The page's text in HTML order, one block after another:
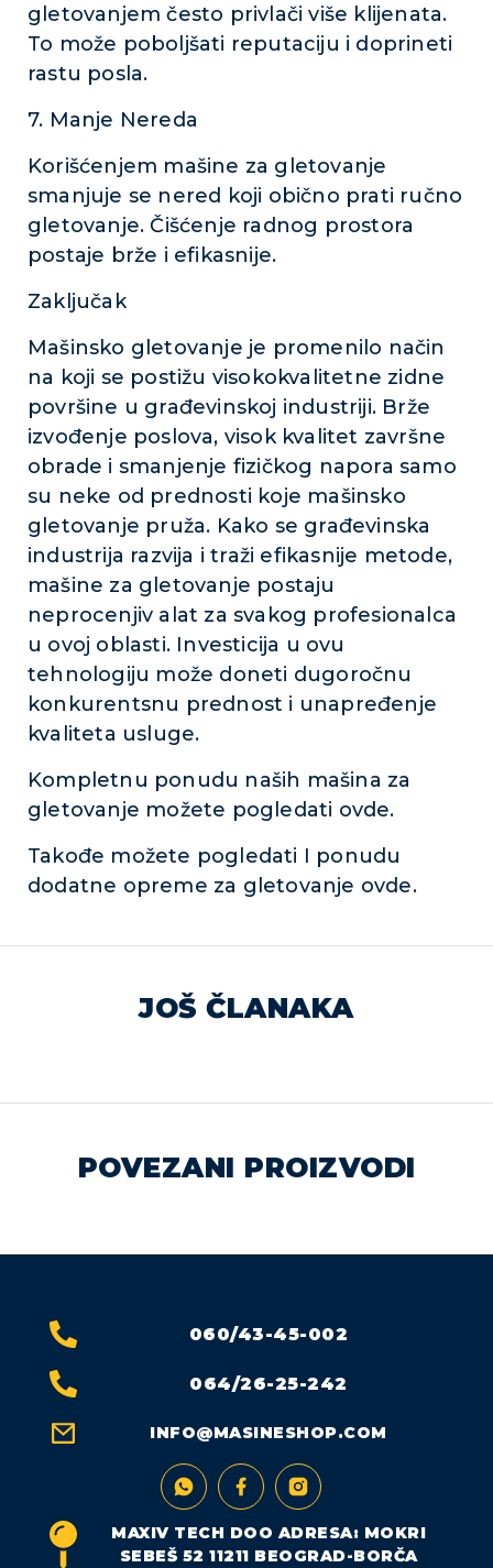
gletovanjem često privlači više klijenata.
To može poboljšati reputaciju i doprineti
rastu posla.
7. Manje Nereda
Korišćenjem mašine za gletovanje
smanjuje se nered koji obično prati ručno
gletovanje. Čišćenje radnog prostora
postaje brže i efikasnije.
Zaključak
Mašinsko gletovanje je promenilo način
na koji se postižu visokokvalitetne zidne
površine u građevinskoj industriji. Brže
izvođenje poslova, visok kvalitet završne
obrade i smanjenje fizičkog napora samo
su neke od prednosti koje mašinsko
gletovanje pruža. Kako se građevinska
industrija razvija i traži efikasnije metode,
mašine za gletovanje postaju
neprocenjiv alat za svakog profesionalca
u ovoj oblasti. Investicija u ovu
tehnologiju može doneti dugoročnu
konkurentsnu prednost i unapređenje
kvaliteta usluge.
Kompletnu ponudu naših mašina za
gletovanje možete pogledati ovde.
Takođe možete pogledati I ponudu
dodatne opreme za gletovanje ovde.
JOŠ ČLANAKA
POVEZANI PROIZVODI
060/43-45-002
064/26-25-242
INFO@MASINESHOP.COM
MAXIV TECH DOO ADRESA: MOKRI
SEBEŠ 52 11211 BEOGRAD-BORČA